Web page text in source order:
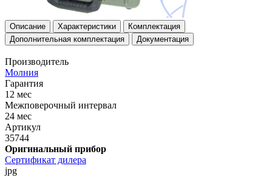
Описание Характеристики
Комплектация
Дополнительная комплектация
Документация
Производитель
Молния
Гарантия
12 мес
Межповерочный интервал
24 мес
Артикул
35744
Оригинальный прибор
Сертификат дилера
jpg